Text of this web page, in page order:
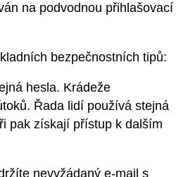
na podvodnou přihlašovací
bezpečnostních tipů:
hesla. Krádeže
Řada lidí používá stejná
pak získají přístup k dalším
nevyžádaný e-mail s